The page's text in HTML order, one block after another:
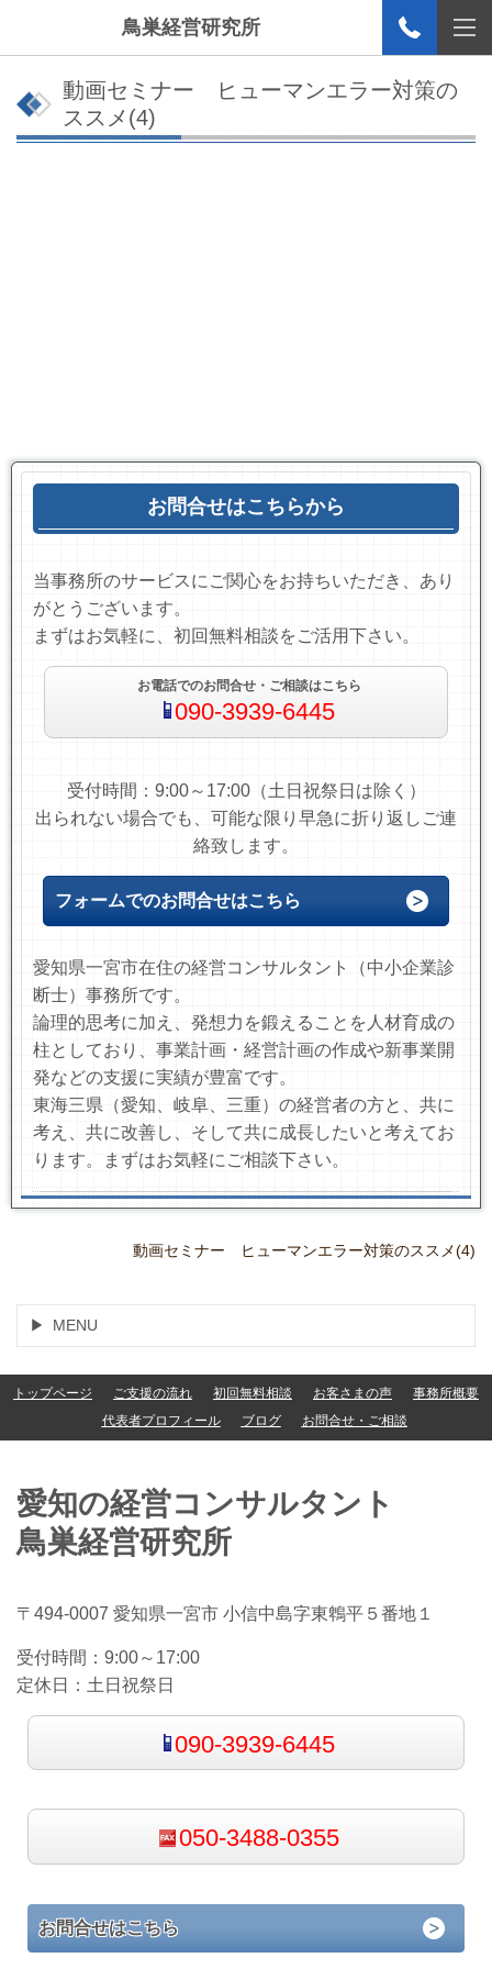
鳥巣経営研究所
動画セミナー ヒューマンエラー対策の
ススメ(4)
お問合せはこちらから
当事務所のサービスにご関心をお持ちいただき、あり
がとうございます。
まずはお気軽に、初回無料相談をご活用下さい。
お電話でのお問合せ・ご相談はこちら
090-3939-6445
受付時間：9:00～17:00（土日祝祭日は除く）
出られない場合でも、可能な限り早急に折り返しご連
絡致します。
フォームでのお問合せはこちら
愛知県一宮市在住の経営コンサルタント（中小企業診
断士）事務所です。
論理的思考に加え、発想力を鍛えることを人材育成の
柱としており、事業計画・経営計画の作成や新事業開
発などの支援に実績が豊富です。
東海三県（愛知、岐阜、三重）の経営者の方と、共に
考え、共に改善し、そして共に成長したいと考えてお
ります。まずはお気軽にご相談下さい。
動画セミナー ヒューマンエラー対策のススメ(4)
MENU
トップページ ご支援の流れ 初回無料相談 お客さまの声
事務所概要
代表者プロフィール
ブログ お問合せ・ご相談
愛知の経営コンサルタント
鳥巣経営研究所
〒494-0007 愛知県一宮市 小信中島字東鵯平５番地１
受付時間： 9:00～17:00
定休日： 土日祝祭日
090-3939-6445
050-3488-0355
お問合せはこちら